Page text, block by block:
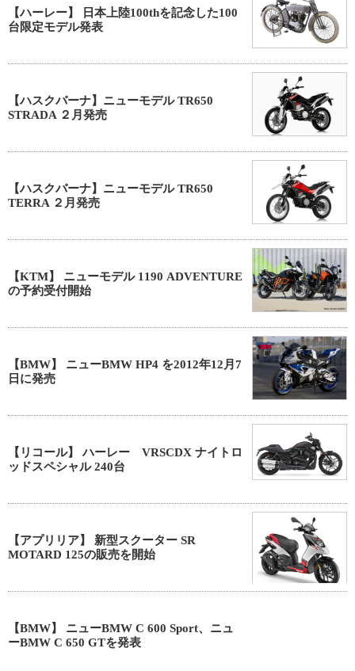
【ハーレー】 日本上陸100thを記念した100
台限定モデル発表
【ハスクバーナ】ニューモデル TR650
STRADA ２月発売
【ハスクバーナ】ニューモデル TR650
TERRA ２月発売
【KTM】 ニューモデル 1190 ADVENTURE
の予約受付開始
【BMW】 ニューBMW HP4 を2012年12月7
日に発売
【リコール】 ハーレー VRSCDX ナイトロ
ッドスペシャル 240台
【アプリリア】 新型スクーター SR
MOTARD 125の販売を開始
【BMW】 ニューBMW C 600 Sport、ニュ
ーBMW C 650 GTを発表